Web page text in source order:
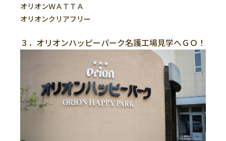
オリオンＷＡＴＴＡ
オリオンクリアフリー
３．オリオンハッピーパーク名護工場見学へＧＯ！